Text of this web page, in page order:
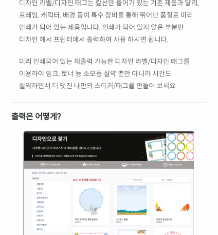
디자인 라벨/디자인 태그는 칼선만 들어가 있는 기존 제품과 달리,
프레임, 캐릭터, 배경 등이 특수 장비를 통해 뛰어난 품질로 미리
인쇄가 되어 있는 제품입니다. 인쇄가 되어 있지 않은 부분만
디자인 해서 프린터에서 출력하여 사용 하시면 됩니다.
미리 인쇄되어 있는 재출력 가능한 디자인 라벨/디자인 태그를
이용하여 잉크, 토너 등 소모품 절약 뿐만 아니라 시간도
절약하면서 더 멋진 나만의 스티커/태그를 만들어 보세요.
출력은 어떻게?